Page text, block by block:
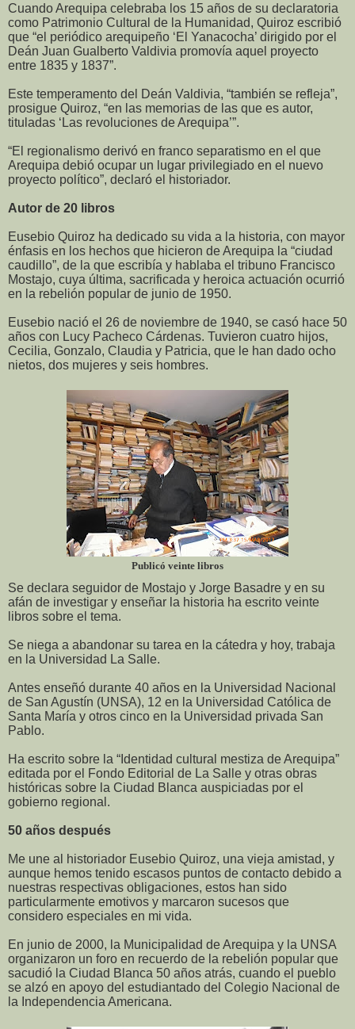
Cuando Arequipa celebraba los 15 años de su declaratoria
como Patrimonio Cultural de la Humanidad, Quiroz escribió
que “el periódico arequipeño ‘El Yanacocha’ dirigido por el
Deán Juan Gualberto Valdivia promovía aquel proyecto
entre 1835 y 1837”.
Este temperamento del Deán Valdivia, “también se refleja”,
prosigue Quiroz, “en las memorias de las que es autor,
tituladas ‘Las revoluciones de Arequipa’”.
“El regionalismo derivó en franco separatismo en el que
Arequipa debió ocupar un lugar privilegiado en el nuevo
proyecto político”, declaró el historiador.
Autor de 20 libros
Eusebio Quiroz ha dedicado su vida a la historia, con mayor
énfasis en los hechos que hicieron de Arequipa la “ciudad
caudillo”, de la que escribía y hablaba el tribuno Francisco
Mostajo, cuya última, sacrificada y heroica actuación ocurrió
en la rebelión popular de junio de 1950.
Eusebio nació el 26 de noviembre de 1940, se casó hace 50
años con Lucy Pacheco Cárdenas. Tuvieron cuatro hijos,
Cecilia, Gonzalo, Claudia y Patricia, que le han dado ocho
nietos, dos mujeres y seis hombres.
Publicó veinte libros
Se declara seguidor de Mostajo y Jorge Basadre y en su
afán de investigar y enseñar la historia ha escrito veinte
libros sobre el tema.
Se niega a abandonar su tarea en la cátedra y hoy, trabaja
en la Universidad La Salle.
Antes enseñó durante 40 años en la Universidad Nacional
de San Agustín (UNSA), 12 en la Universidad Católica de
Santa María y otros cinco en la Universidad privada San
Pablo.
Ha escrito sobre la “Identidad cultural mestiza de Arequipa”
editada por el Fondo Editorial de La Salle y otras obras
históricas sobre la Ciudad Blanca auspiciadas por el
gobierno regional.
50 años después
Me une al historiador Eusebio Quiroz, una vieja amistad, y
aunque hemos tenido escasos puntos de contacto debido a
nuestras respectivas obligaciones, estos han sido
particularmente emotivos y marcaron sucesos que
considero especiales en mi vida.
En junio de 2000, la Municipalidad de Arequipa y la UNSA
organizaron un foro en recuerdo de la rebelión popular que
sacudió la Ciudad Blanca 50 años atrás, cuando el pueblo
se alzó en apoyo del estudiantado del Colegio Nacional de
la Independencia Americana.